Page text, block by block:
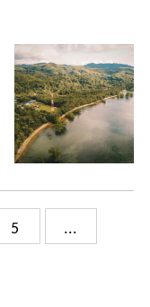
5 ...